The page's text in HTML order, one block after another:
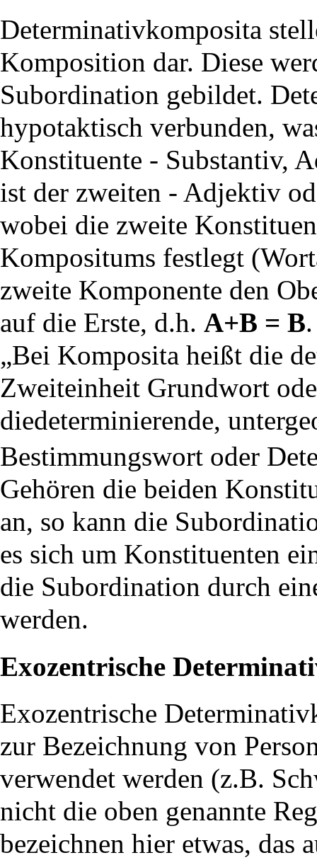
Determinativkomposita
Komposition dar. Diese
Subordination gebildet.
hypotaktisch verbunden,
Konstituente - Substantiv,
ist der zweiten - Adjektiv
wobei die zweite
Kompositums festlegt
zweite Komponente den
auf die Erste, d.h. A+B = B.
„Bei Komposita heißt die
Zweiteinheit Grundwort
diedeterminierende,
Bestimmungswort oder
Gehören die beiden
an, so kann die
es sich um Konstituenten
die Subordination durch
werden.
Exozentrische
Exozentrische
zur Bezeichnung von
verwendet werden (z.B.
nicht die oben genannte
bezeichnen hier etwas, das